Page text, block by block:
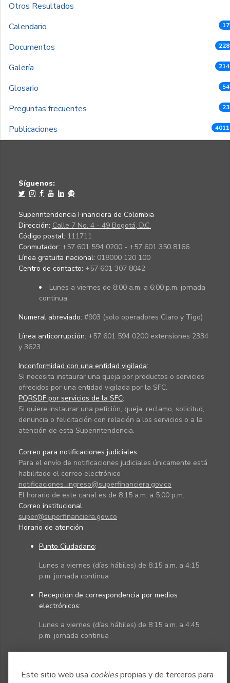
Este sitio web usa cookiespropias y de terceros para
Otros Resultados
Calendario
Documentos
Galería
Glosario
Preguntas frecuentes
Publicaciones
Síguenos:
Superintendencia Financiera de Colombia
Dirección: Calle 7 No. 4 - 49 Bogotá, D.C.
Código postal: 111711
Conmutador: +57 601 594 0200 - +57 601 350 8166
Línea gratuita nacional: 018000 120 100
Centro de contacto: +57 601 307 8042
Lunes a viernes de 8:00 a.m. a 6:00 p.m. jornada
continua.
Numeral abreviado: #903 (solo operadores Claro y Tigo)
Línea anticorrupción: +57 601 594 0200 extensiones 2334
y 3623
Inconformidad con una entidad vigilada:
Si necesita instaurar una queja por productos o servicios
ofrecidos por una entidad vigilada por la SFC.
PQRSDF por servicios de la SFC:
Si quiere instaurar una petición, queja, reclamo, solicitud,
denuncia o felicitación con relación a los servicios o a la
atención de esta Superintendencia.
Correo para notificaciones judiciales:
Para el envío de notificaciones judiciales únicamente está
habilitado el correo electrónico
notificaciones_ingreso@superfinanciera.gov.co
El horario de este canal es de 8:15 a.m. a 5:00 p.m.
Correo institucional:
super@superfinanciera.gov.co
Horario de atención
Punto Ciudadano:
Lunes a viernes (días hábiles) de 8:15 a.m. a 4:15
p.m. jornada continua
Recepción de correspondencia por medios
electrónicos:
Lunes a viernes (días hábiles) de 8:15 a.m. a 4:45
p.m. jornada continua